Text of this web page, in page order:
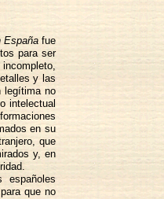
España fue
para ser
y las
legítima no
intelectual
en su
que
y, en
que no